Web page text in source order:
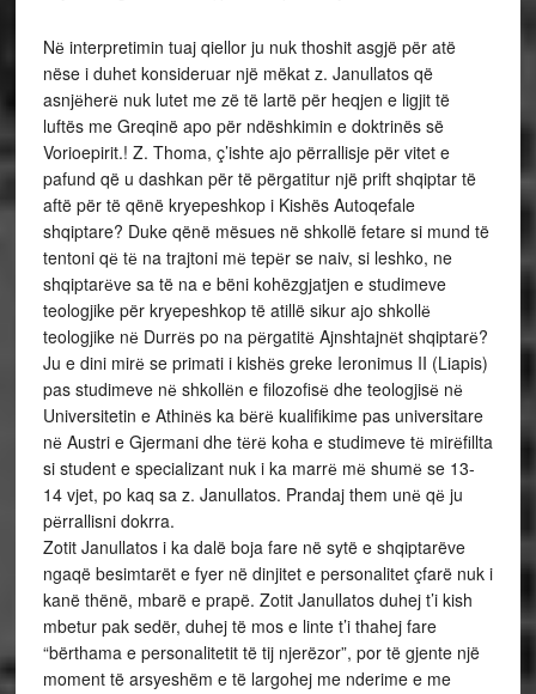
Nё interpretimin tuaj qiellor ju nuk thoshit asgjë për atë
nëse i duhet konsideruar një mëkat z. Janullatos që
asnjёherё nuk lutet me zë të lartë për heqjen e ligjit të
luftës me Greqinë apo për ndëshkimin e doktrinës së
Vorioepirit.! Z. Thoma, ç’ishte ajo përrallisje për vitet e
pafund që u dashkan për të përgatitur një prift shqiptar të
aftë për të qënë kryepeshkop i Kishës Autoqefale
shqiptare? Duke qënë mësues në shkollë fetare si mund të
tentoni qё tё na trajtoni mё tepёr se naiv, si leshko, ne
shqiptarёve sa të na e bëni kohëzgjatjen e studimeve
teologjike për kryepeshkop të atillë sikur ajo shkollё
teologjike nё Durrёs po na pёrgatitё Ajnshtajnёt shqiptarё?
Ju e dini mirё se primati i kishёs greke Ieronimus II (Liapis)
pas studimeve nё shkollёn e filozofisё dhe teologjisё nё
Universitetin e Athinёs ka bёrё kualifikime pas universitare
nё Austri e Gjermani dhe tёrё koha e studimeve tё mirёfillta
si student e specializant nuk i ka marrё mё shumё se 13-
14 vjet, po kaq sa z. Janullatos. Prandaj them unё qё ju
pёrrallisni dokrra.
Zotit Janullatos i ka dalë boja fare në sytë e shqiptarëve
ngaqë besimtarët e fyer në dinjitet e personalitet çfarë nuk i
kanë thënë, mbarë e prapë. Zotit Janullatos duhej t’i kish
mbetur pak sedër, duhej të mos e linte t’i thahej fare
“bërthama e personalitetit të tij njerëzor”, por të gjente një
moment të arsyeshëm e të largohej me nderime e me